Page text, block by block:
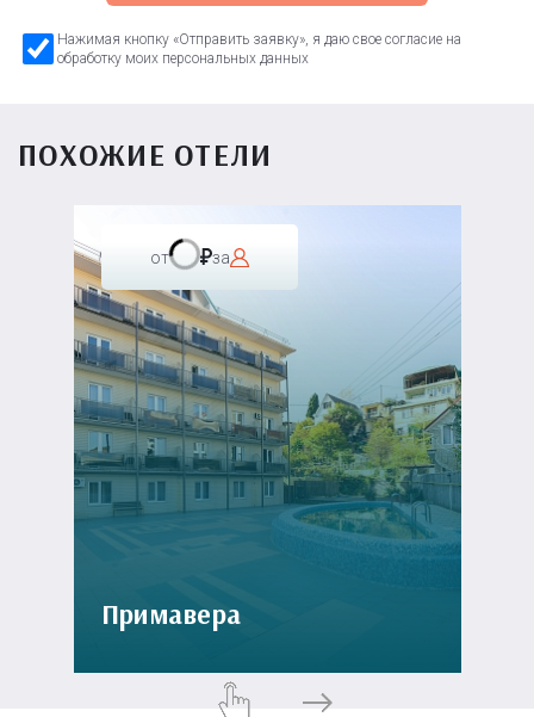
Нажимая кнопку «Отправить заявку», я даю свое согласие на
обработку моих персональных данных
ПОХОЖИЕ ОТЕЛИ
от за
Примавера